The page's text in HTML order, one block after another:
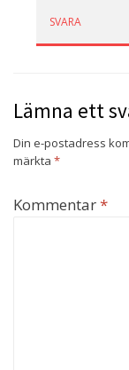
SVARA
Lämna ett
Din e-postadress
märkta *
Kommentar*